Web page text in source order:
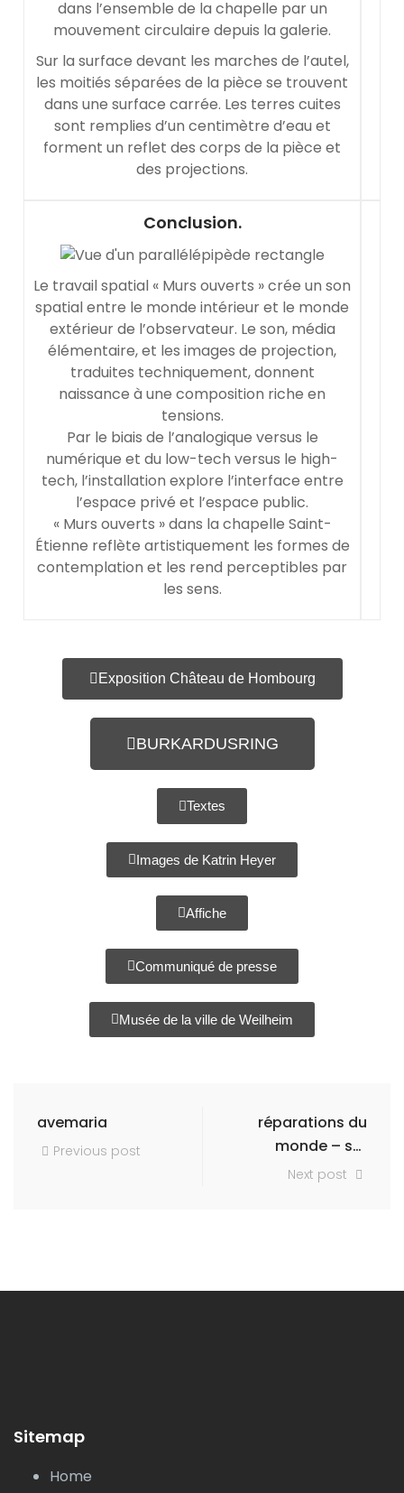
dans l’ensemble de la chapelle par un
mouvement circulaire depuis la galerie.
Sur la surface devant les marches de l’autel,
les moitiés séparées de la pièce se trouvent
dans une surface carrée. Les terres cuites
sont remplies d’un centimètre d’eau et
forment un reflet des corps de la pièce et
des projections.
Conclusion.
Le travail spatial « Murs ouverts » crée un son
spatial entre le monde intérieur et le monde
extérieur de l’observateur. Le son, média
élémentaire, et les images de projection,
traduites techniquement, donnent
naissance à une composition riche en
tensions.
Par le biais de l’analogique versus le
numérique et du low-tech versus le high-
tech, l’installation explore l’interface entre
l’espace privé et l’espace public.
« Murs ouverts » dans la chapelle Saint-
Étienne reflète artistiquement les formes de
contemplation et les rend perceptibles par
les sens.
Exposition Château de Hombourg
BURKARDUSRING
Textes
Images de Katrin Heyer
Affiche
Communiqué de presse
Musée de la ville de Weilheim
avemaria
Previous post
réparations du
monde – sur
place
Next post
Sitemap
Home